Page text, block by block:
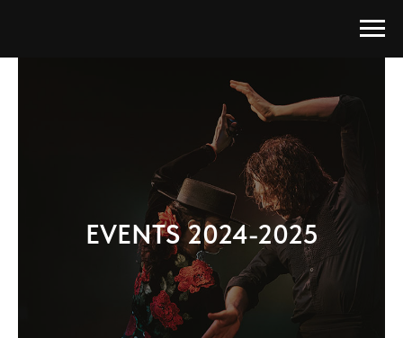
EVENTS 2024-2025